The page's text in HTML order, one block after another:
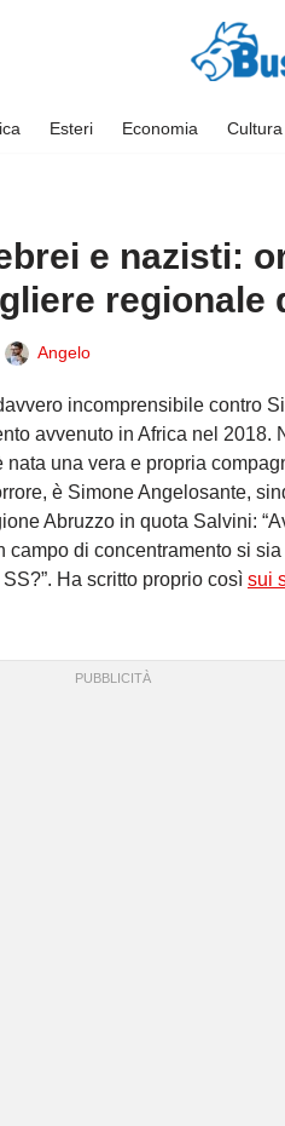
Esteri Economia Cultura
e nazisti:
regionale
Angelo
incomprensibile contro
avvenuto in Africa nel 2018.
una vera e propria
è Simone Angelosante,
Abruzzo in quota Salvini:
campo di concentramento si
Ha scritto proprio così sui